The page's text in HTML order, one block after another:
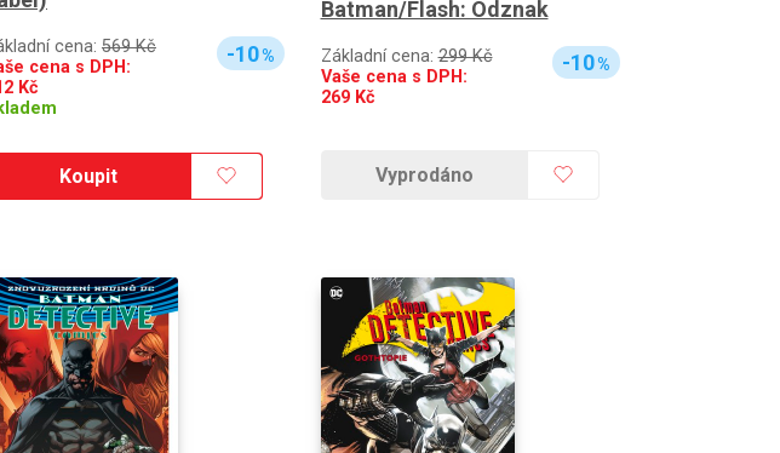
cena: 569 Kč
cena s DPH:
Kč
-10%
Koupit
Batman/Flash: Odznak
Základní cena:299 Kč
Vaše cena s DPH:
269Kč
-10%
Vyprodáno